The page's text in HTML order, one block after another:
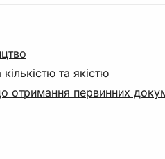
та якістю
отримання первинних